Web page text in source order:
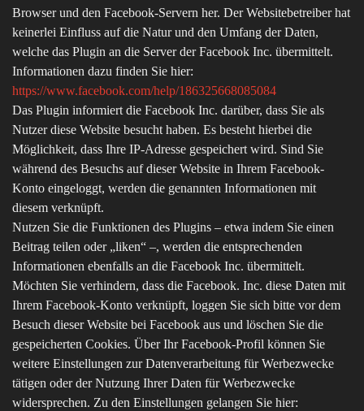
Browser und den Facebook-Servern her. Der Websitebetreiber hat
keinerlei Einfluss auf die Natur und den Umfang der Daten,
welche das Plugin an die Server der Facebook Inc. übermittelt.
Informationen dazu finden Sie hier:
https://www.facebook.com/help/186325668085084
Das Plugin informiert die Facebook Inc. darüber, dass Sie als
Nutzer diese Website besucht haben. Es besteht hierbei die
Möglichkeit, dass Ihre IP-Adresse gespeichert wird. Sind Sie
während des Besuchs auf dieser Website in Ihrem Facebook-
Konto eingeloggt, werden die genannten Informationen mit
diesem verknüpft.
Nutzen Sie die Funktionen des Plugins – etwa indem Sie einen
Beitrag teilen oder „liken“ –, werden die entsprechenden
Informationen ebenfalls an die Facebook Inc. übermittelt.
Möchten Sie verhindern, dass die Facebook. Inc. diese Daten mit
Ihrem Facebook-Konto verknüpft, loggen Sie sich bitte vor dem
Besuch dieser Website bei Facebook aus und löschen Sie die
gespeicherten Cookies. Über Ihr Facebook-Profil können Sie
weitere Einstellungen zur Datenverarbeitung für Werbezwecke
tätigen oder der Nutzung Ihrer Daten für Werbezwecke
widersprechen. Zu den Einstellungen gelangen Sie hier: